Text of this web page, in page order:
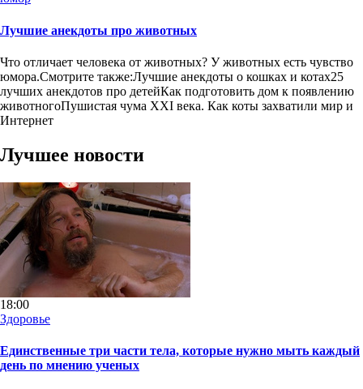
Лучшие анекдоты про животных
Что отличает человека от животных? У животных есть чувство
юмора.Смотрите также:Лучшие анекдоты о кошках и котах25
лучших анекдотов про детейКак подготовить дом к появлению
животногоПушистая чума XXI века. Как коты захватили мир и
Интернет
Лучшее новости
18:00
Здоровье
Единственные три части тела, которые нужно мыть каждый
день по мнению ученых